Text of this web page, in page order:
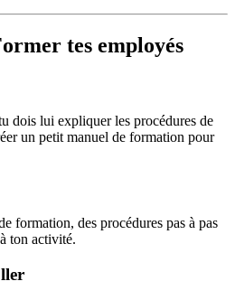
tes employés
dois lui expliquer les procédures de
un petit manuel de formation pour
formation, des procédures pas à pas
ton activité.